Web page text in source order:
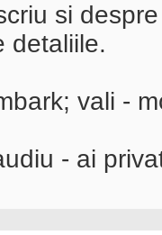
si
detaliile.
vali -
- ai